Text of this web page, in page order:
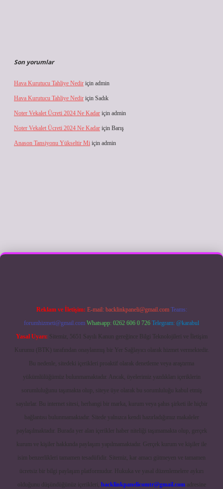
Son yorumlar
Hava Kurutucu Tahliye Nedir için admin
Hava Kurutucu Tahliye Nedir için Sadık
Noter Vekalet Ücreti 2024 Ne Kadar için admin
Noter Vekalet Ücreti 2024 Ne Kadar için Barış
Anason Tansiyonu Yükseltir Mi için admin
giriş
Reklam ve İletişim: E-mail: backlinkpaneli@gmail.com Teams:
forumhizmeti@gmail.com Whatsapp: 0262 606 0 726 Telegram: @karabul
Yasal Uyarı: Sitemiz, 5651 Sayılı Kanun gereğince Bilgi Teknolojileri ve İletişim
Kurumu (BTK) tarafından onaylanmış bir Yer Sağlayıcı olarak hizmet vermektedir.
Bu nedenle, sitedeki içerikleri proaktif olarak denetleme veya araştırma
yükümlülüğümüz bulunmamaktadır. Ancak, üyelerimiz yazdıkları içeriklerin
sorumluluğunu taşımakta olup, siteye üye olarak bu sorumluluğu kabul etmiş
sayılırlar. Bu internet sitesi, herhangi bir marka, kurum veya şahıs şirketi ile hiçbir
bağlantısı bulunmamaktadır. Sitede yalnızca kendi hazırladığımız makaleler
paylaşılmaktadır. Burada yer alan içerikler haber niteliği taşımamakta olup, gerçek
kurum ve kişiler hakkında paylaşım yapılmamaktadır. Gerçek kurum ve kişiler ile
isim benzerlikleri tamamen tesadüfidir. Sitemiz, kar amacı gütmeyen ve tamamen
ücretsiz bir bilgi paylaşım platformudur. Hukuka ve yasal düzenlemelere aykırı
olduğunu düşündüğünüz içerikleri, backlinkpanelicomtr@gmail.comadresine